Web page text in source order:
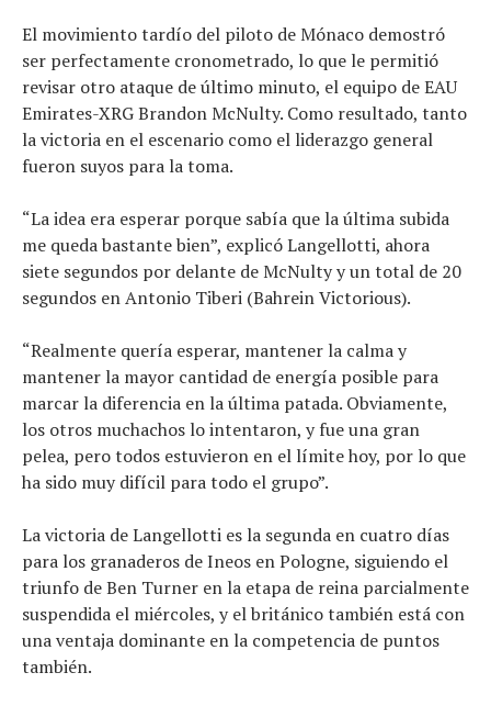
El movimiento tardío del piloto de Mónaco demostró
ser perfectamente cronometrado, lo que le permitió
revisar otro ataque de último minuto, el equipo de EAU
Emirates-XRG Brandon McNulty. Como resultado, tanto
la victoria en el escenario como el liderazgo general
fueron suyos para la toma.
“La idea era esperar porque sabía que la última subida
me queda bastante bien”, explicó Langellotti, ahora
siete segundos por delante de McNulty y un total de 20
segundos en Antonio Tiberi (Bahrein Victorious).
“Realmente quería esperar, mantener la calma y
mantener la mayor cantidad de energía posible para
marcar la diferencia en la última patada. Obviamente,
los otros muchachos lo intentaron, y fue una gran
pelea, pero todos estuvieron en el límite hoy, por lo que
ha sido muy difícil para todo el grupo”.
La victoria de Langellotti es la segunda en cuatro días
para los granaderos de Ineos en Pologne, siguiendo el
triunfo de Ben Turner en la etapa de reina parcialmente
suspendida el miércoles, y el británico también está con
una ventaja dominante en la competencia de puntos
también.